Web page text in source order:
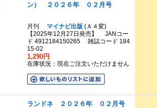
ン） ２０２６年 ０２月号
月刊 マイナビ出版(Ａ４変)
【2025年12月27日発売】 JANコー
ド 4912184150265 雑誌コード 184
15-02
1,290円
在庫状況：現在ご注文いただけません
ランドネ ２０２６年 ０２月号